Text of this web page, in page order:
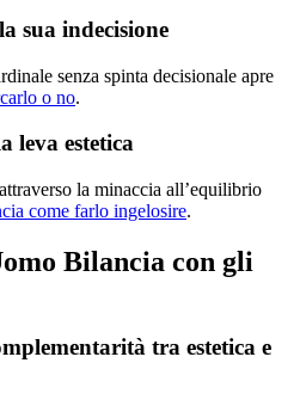
sua indecisione
senza spinta decisionale apre
o no.
leva estetica
la minaccia all’equilibrio
come farlo ingelosire.
Bilancia con gli
tra estetica e